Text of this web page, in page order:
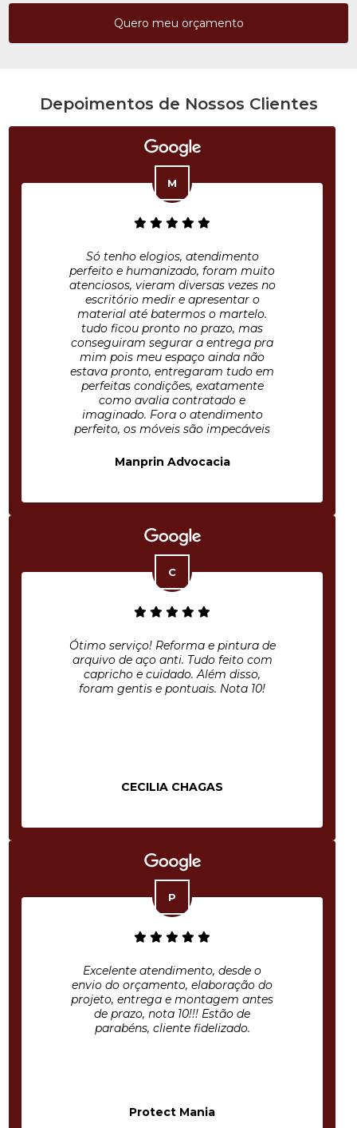
Quero meu orçamento
Depoimentos de Nossos Clientes
Só tenho elogios, atendimento
perfeito e humanizado, foram muito
atenciosos, vieram diversas vezes no
escritório medir e apresentar o
material até batermos o martelo.
tudo ficou pronto no prazo, mas
conseguiram segurar a entrega pra
mim pois meu espaço ainda não
estava pronto, entregaram tudo em
perfeitas condições, exatamente
como avalia contratado e
imaginado. Fora o atendimento
perfeito, os móveis são impecáveis
Manprin Advocacia
Ótimo serviço! Reforma e pintura de
arquivo de aço anti. Tudo feito com
capricho e cuidado. Além disso,
foram gentis e pontuais. Nota 10!
CECILIA CHAGAS
Excelente atendimento, desde o
envio do orçamento, elaboração do
projeto, entrega e montagem antes
de prazo, nota 10!!! Estão de
parabéns, cliente fidelizado.
Protect Mania